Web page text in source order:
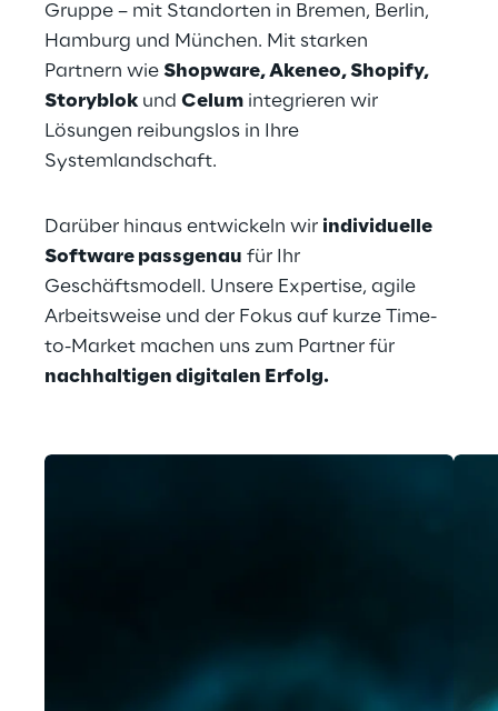
Gruppe – mit Standorten in Bremen, Berlin,
Hamburg und München. Mit starken
Partnern wie Shopware, Akeneo, Shopify,
Storyblok und Celum integrieren wir
Lösungen reibungslos in Ihre
Systemlandschaft.
Darüber hinaus entwickeln wir individuelle
Software passgenau für Ihr
Geschäftsmodell. Unsere Expertise, agile
Arbeitsweise und der Fokus auf kurze Time-
to-Market machen uns zum Partner für
nachhaltigen digitalen Erfolg.